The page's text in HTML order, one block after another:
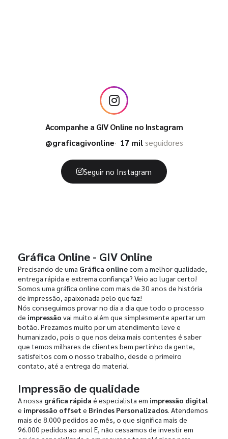
Acompanhe a GIV Online no Instagram
@graficagivonline
17 milseguidores
Seguir no Instagram
Gráfica Online - GIV Online
Precisando de uma Gráfica onlinecom a melhor qualidade,
entrega rápida e extrema confiança? Veio ao lugar certo!
Somos uma gráfica online com mais de 30 anos de história
de impressão, apaixonada pelo que faz!
Nós conseguimos provar no dia a dia que todo o processo
de impressão vai muito além que simplesmente apertar um
botão. Prezamos muito por um atendimento leve e
humanizado, pois o que nos deixa mais contentes é saber
que temos milhares de clientes bem pertinho da gente,
satisfeitos com o nosso trabalho, desde o primeiro
contato, até a entrega do material.
Impressão de qualidade
A nossa gráfica rápida é especialista em impressão digital
e impressão offset e Brindes Personalizados. Atendemos
mais de 8.000 pedidos ao mês, o que significa mais de
96.000 pedidos ao ano! E, não cessamos de investir em